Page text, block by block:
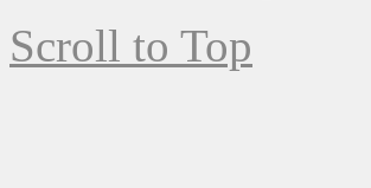
Scroll to Top